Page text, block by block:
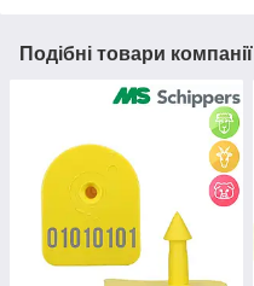
Подібні товари компанії